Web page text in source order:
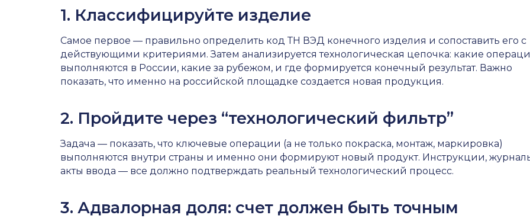
1. Классифицируйте изделие
Самое первое — правильно определить код ТН ВЭД конечного изделия и сопоставить его с
действующими критериями. Затем анализируется технологическая цепочка: какие
выполняются в России, какие за рубежом, и где формируется конечный результат. Важно
показать, что именно на российской площадке создается новая продукция.
2. Пройдите через “технологический фильтр”
Задача — показать, что ключевые операции (а не только покраска, монтаж, маркировка)
выполняются внутри страны и именно они формируют новый продукт. Инструкции,
акты ввода — все должно подтверждать реальный технологический процесс.
3. Адвалорная доля: счет должен быть точным